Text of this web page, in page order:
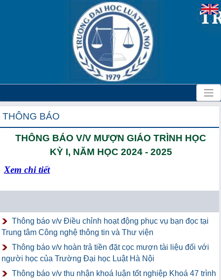
THÔNG BÁO
THÔNG BÁO V/V MƯỢN GIÁO TRÌNH HỌC
KỲ I, NĂM HỌC 2024 - 2025
Xem chi tiết
Thông báo v/v Điều chỉnh hoạt động phục vụ bạn đọc tại
Trung tâm Công nghệ thông tin và Thư viện
Thông báo v/v hoàn trả tiền đặt cọc mượn tài liệu đối với
người học của Trường Đại học Luật Hà Nội
Thông báo v/v thu nhận khoá luận tốt nghiệp Khoá 47 trình